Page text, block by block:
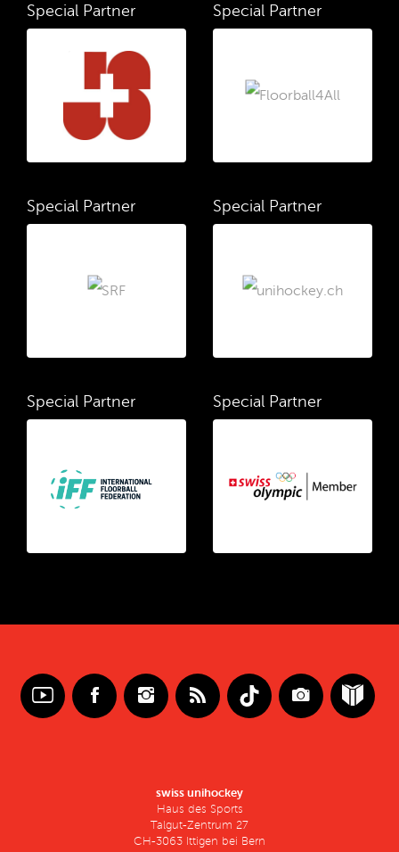
Special Partner Special Partner
Special Partner Special Partner
Special Partner Special Partner
swiss unihockey
Haus des Sports
Talgut-Zentrum 27
CH-3063 Ittigen bei Bern